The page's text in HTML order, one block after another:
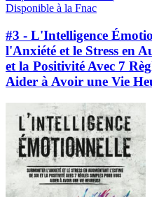
Disponible à la Fnac
#3 - L'Intelligence
l'Anxiété et le Stress en
et la Positivité Avec 7
Aider à Avoir une Vie